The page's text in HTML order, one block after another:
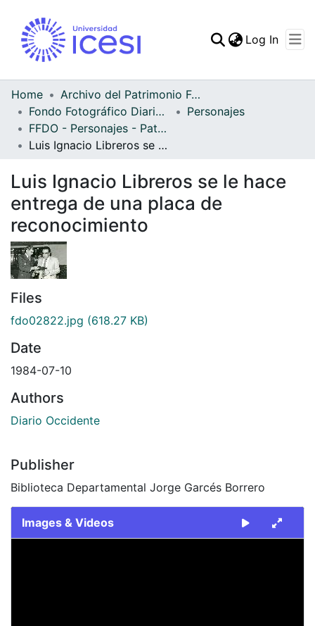
Statistics
Log In
Home
Archivo del Patrimonio Fotográfico y Fílmico del Valle del Cauca
Fondo Fotográfico Diario Occidente
Personajes
FFDO - Personajes - Patrimonial
Luis Ignacio Libreros se le hace entrega de una placa de reconocimiento
Luis Ignacio Libreros se le hace
entrega de una placa de
reconocimiento
Files
fdo02822.jpg (618.27 KB)
Date
1984-07-10
Authors
Diario Occidente
Publisher
Biblioteca Departamental Jorge Garcés Borrero
Images & Videos